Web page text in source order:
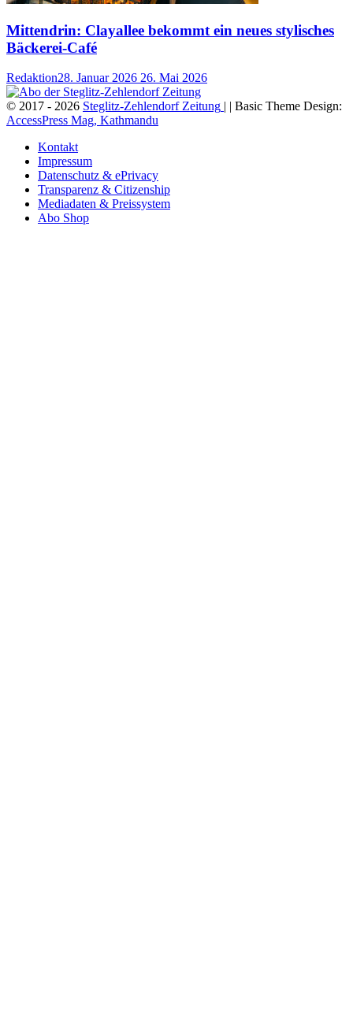
Mittendrin: Clayallee bekommt ein neues stylisches
Bäckerei-Café
Redaktion28. Januar 2026 26. Mai 2026
© 2017 - 2026 Steglitz-Zehlendorf Zeitung | | Basic Theme Design:
AccessPress Mag, Kathmandu
Kontakt
Impressum
Datenschutz & ePrivacy
Transparenz & Citizenship
Mediadaten & Preissystem
Abo Shop